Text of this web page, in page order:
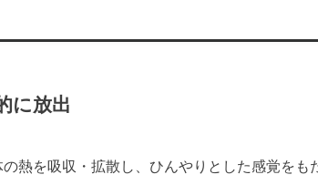
に放出
熱を吸収・拡散し、ひんやりとした感覚をも